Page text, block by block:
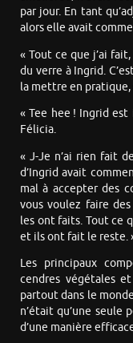
par jour. En tant
alors elle avait
« Tout ce que j’ai
du verre à Ingrid.
la mettre en pratique,
« Tee hee ! Ingrid est
Félicia.
« J-Je n’ai rien fait
d’Ingrid avait
mal à accepter des
vous voulez faire
les ont faits. Tout ce
et ils ont fait le reste.
Les principaux
cendres végétales
partout dans le
n’était qu’une seule
d’une manière